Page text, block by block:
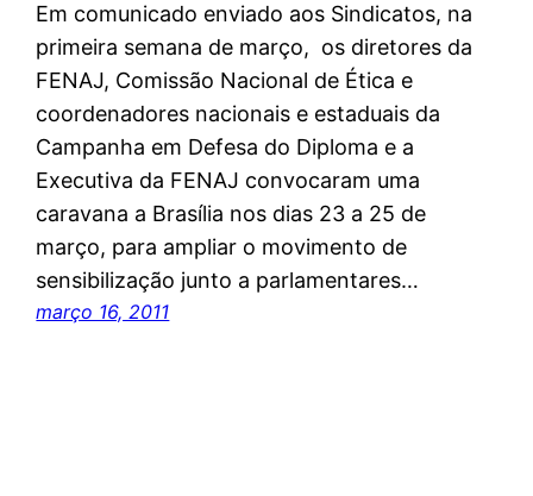
Em comunicado enviado aos Sindicatos, na
primeira semana de março, os diretores da
FENAJ, Comissão Nacional de Ética e
coordenadores nacionais e estaduais da
Campanha em Defesa do Diploma e a
Executiva da FENAJ convocaram uma
caravana a Brasília nos dias 23 a 25 de
março, para ampliar o movimento de
sensibilização junto a parlamentares…
março 16, 2011